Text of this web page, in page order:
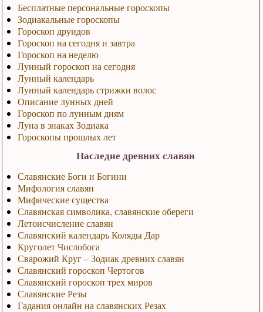
Бесплатные персональные гороскопы
Зодиакальные гороскопы
Гороскоп друидов
Гороскоп на сегодня и завтра
Гороскоп на неделю
Лунный гороскоп на сегодня
Лунный календарь
Лунный календарь стрижки волос
Описание лунных дней
Гороскоп по лунным дням
Луна в знаках Зодиака
Гороскопы прошлых лет
Наследие древних славян
Славянские Боги и Богини
Мифология славян
Мифические существа
Славянская символика, славянские обереги
Летоисчисление славян
Славянский календарь Коляды Дар
Круголет Числобога
Сварожий Круг – Зодиак древних славян
Славянский гороскоп Чертогов
Славянский гороскоп трех миров
Славянские Резы
Гадания онлайн на славянских Резах